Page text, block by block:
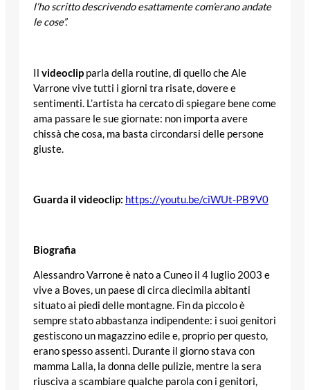
l’ho scritto descrivendo esattamente com’erano andate
le cose”.
Il videoclip parla della routine, di quello che Ale
Varrone vive tutti i giorni tra risate, dovere e
sentimenti. L’artista ha cercato di spiegare bene come
ama passare le sue giornate: non importa avere
chissà che cosa, ma basta circondarsi delle persone
giuste.
Guarda il videoclip: https://youtu.be/ciWUt-PB9V0
Biografia
Alessandro Varrone è nato a Cuneo il 4 luglio 2003 e
vive a Boves, un paese di circa diecimila abitanti
situato ai piedi delle montagne. Fin da piccolo è
sempre stato abbastanza indipendente: i suoi genitori
gestiscono un magazzino edile e, proprio per questo,
erano spesso assenti. Durante il giorno stava con
mamma Lalla, la donna delle pulizie, mentre la sera
riusciva a scambiare qualche parola con i genitori,